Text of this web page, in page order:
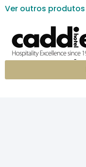
Ver outros produtos